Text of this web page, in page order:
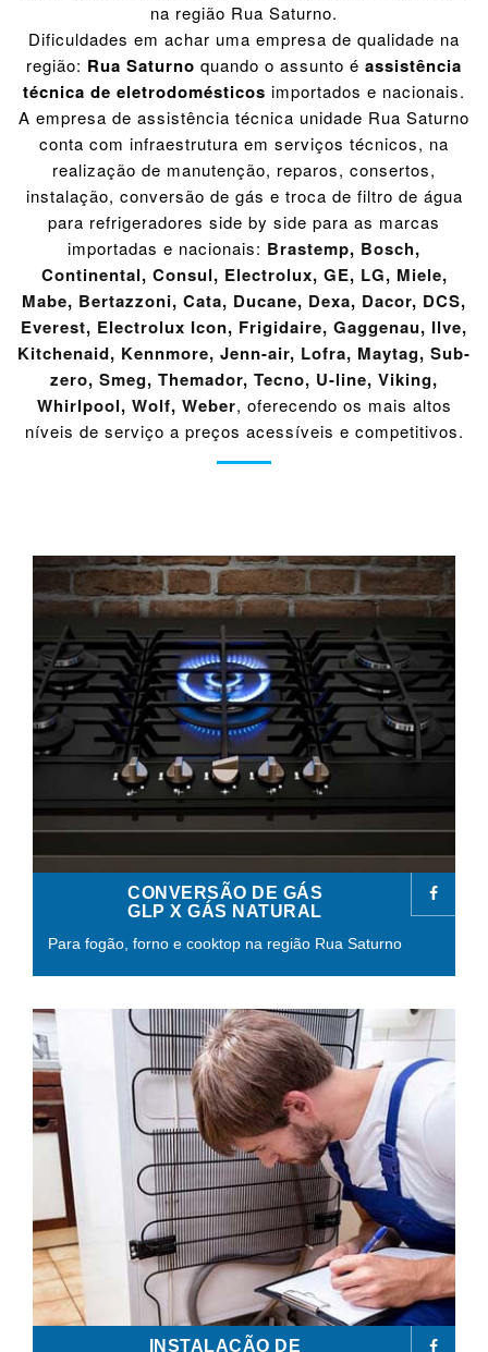
na região Rua Saturno.
Dificuldades em achar uma empresa de qualidade na
região: Rua Saturno quando o assunto é assistência
técnica de eletrodomésticos importados e nacionais.
A empresa de assistência técnica unidade Rua Saturno
conta com infraestrutura em serviços técnicos, na
realização de manutenção, reparos, consertos,
instalação, conversão de gás e troca de filtro de água
para refrigeradores side by side para as marcas
importadas e nacionais: Brastemp, Bosch,
Continental, Consul, Electrolux, GE, LG, Miele,
Mabe, Bertazzoni, Cata, Ducane, Dexa, Dacor, DCS,
Everest, Electrolux Icon, Frigidaire, Gaggenau, Ilve,
Kitchenaid, Kennmore, Jenn-air, Lofra, Maytag, Sub-
zero, Smeg, Themador, Tecno, U-line, Viking,
Whirlpool, Wolf, Weber, oferecendo os mais altos
níveis de serviço a preços acessíveis e competitivos.
CONVERSÃO DE GÁS
GLP X GÁS NATURAL
Para fogão, forno e cooktop na região Rua Saturno
INSTALAÇÃO DE